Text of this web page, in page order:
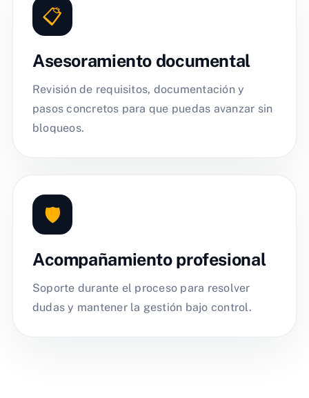
📋
Asesoramiento documental
Revisión de requisitos, documentación y
pasos concretos para que puedas avanzar sin
bloqueos.
🛡️
Acompañamiento profesional
Soporte durante el proceso para resolver
dudas y mantener la gestión bajo control.